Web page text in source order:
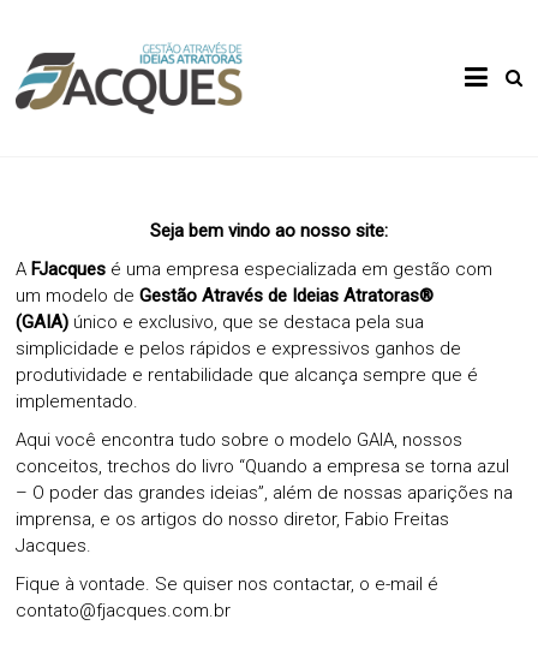
content
FJacques
Através
de Ideias
Atratoras
Seja bem vindo ao nosso site:
AFJacques é uma empresa especializada em gestão com
um modelo deGestão Através de Ideias Atratoras®
(GAIA) único e exclusivo, que se destaca pela sua
simplicidade e pelos rápidos e expressivos ganhos de
produtividade e rentabilidade que alcança sempre que é
implementado.
Aqui você encontra tudo sobre o modelo GAIA, nossos
conceitos, trechos do livro “Quando a empresa se torna azul
– O poder das grandes ideias”, além de nossas aparições na
imprensa, e os artigos do nosso diretor, Fabio Freitas
Jacques.
Fique à vontade. Se quiser nos contactar, o e-mail é
contato@fjacques.com.br